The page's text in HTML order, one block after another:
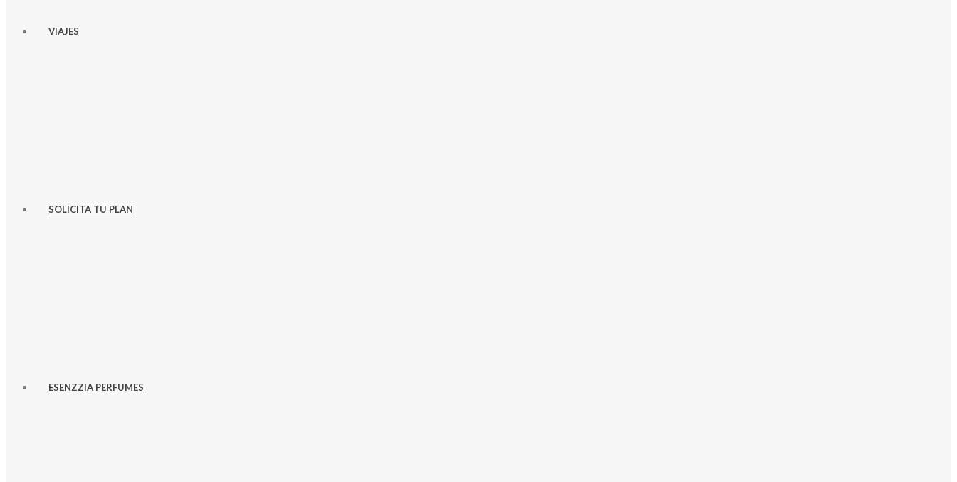
VIAJES
SOLICITA TU PLAN
ESENZZIA PERFUMES